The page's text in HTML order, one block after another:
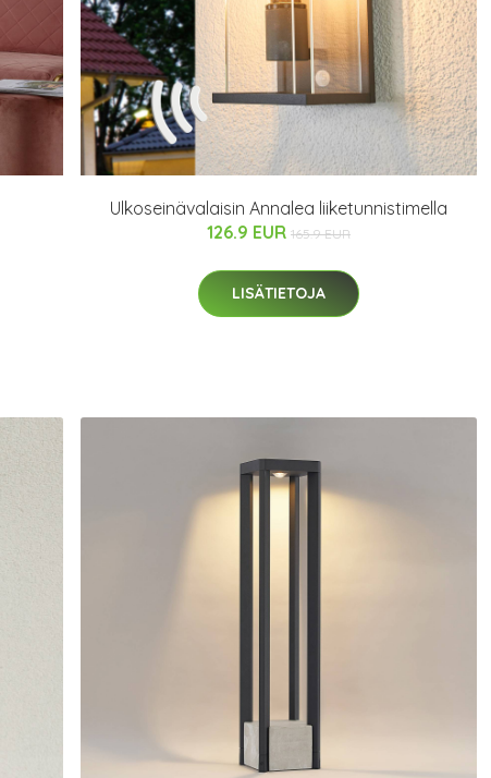
Ulkoseinävalaisin Annalea liiketunnistimella
126.9 EUR 165.9 EUR
LISÄTIETOJA